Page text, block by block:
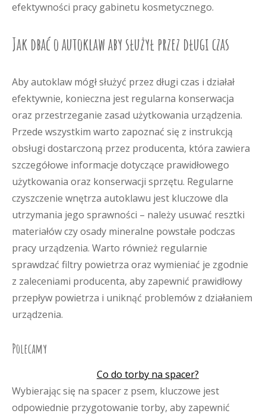
efektywności pracy gabinetu kosmetycznego.
Jak dbać o autoklaw aby służył przez długi czas
Aby autoklaw mógł służyć przez długi czas i działał
efektywnie, konieczna jest regularna konserwacja
oraz przestrzeganie zasad użytkowania urządzenia.
Przede wszystkim warto zapoznać się z instrukcją
obsługi dostarczoną przez producenta, która zawiera
szczegółowe informacje dotyczące prawidłowego
użytkowania oraz konserwacji sprzętu. Regularne
czyszczenie wnętrza autoklawu jest kluczowe dla
utrzymania jego sprawności – należy usuwać resztki
materiałów czy osady mineralne powstałe podczas
pracy urządzenia. Warto również regularnie
sprawdzać filtry powietrza oraz wymieniać je zgodnie
z zaleceniami producenta, aby zapewnić prawidłowy
przepływ powietrza i uniknąć problemów z działaniem
urządzenia.
Polecamy
Co do torby na spacer?
Wybierając się na spacer z psem, kluczowe jest
odpowiednie przygotowanie torby, aby zapewnić